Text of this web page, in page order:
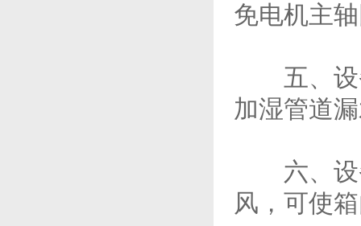
免电机主
五、设备
加湿管道
六、设备
风，可使